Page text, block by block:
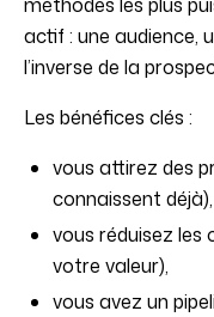
actif : une audience,
l’inverse de la
Les bénéfices clés :
vous attirez des
connaissent déjà),
vous réduisez les
votre valeur),
vous avez un